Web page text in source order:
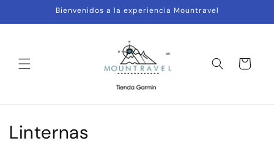
directamente
al contenido
Bienvenidos a la experiencia Mountravel
Carrito
C
Linternas